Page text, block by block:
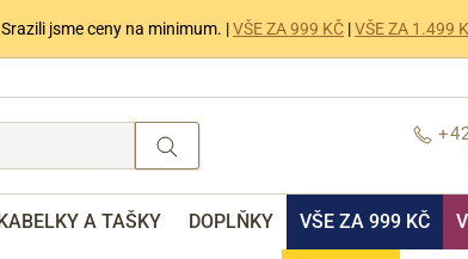
Srazili jsme ceny na minimum. |VŠE ZA 999 KČ |VŠE ZA 1.499
A TAŠKY DOPLŇKY VŠE ZA 999 KČ